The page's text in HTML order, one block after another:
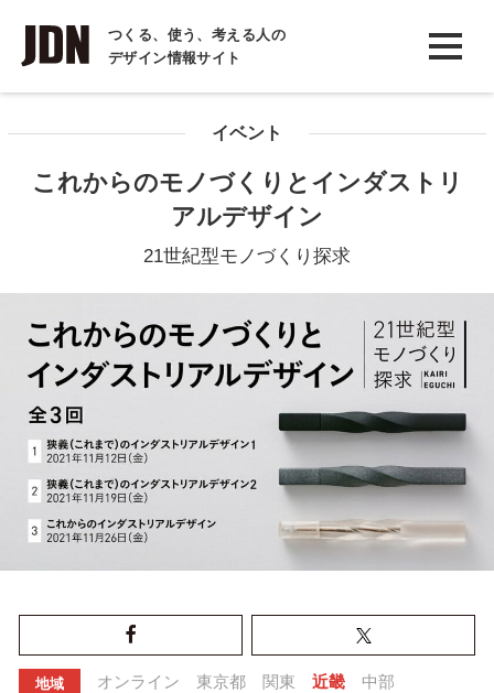
つくる、使う、考える人の
デザイン情報サイト
INTERVIEW
インタビュー
イベント
これからのモノづくりとインダストリ
アルデザイン
21世紀型モノづくり探求
地域 オンライン 東京都 関東 近畿 中部